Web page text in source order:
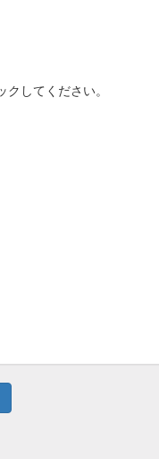
してください。